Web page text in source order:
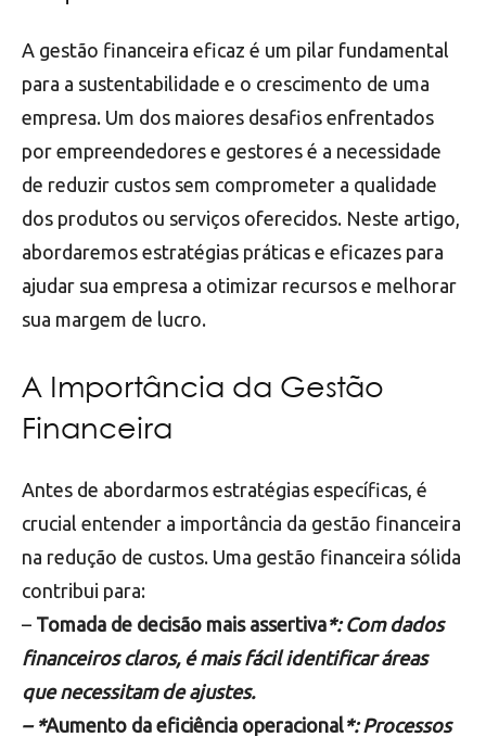
A gestão financeira eficaz é um pilar fundamental
para a sustentabilidade e o crescimento de uma
empresa. Um dos maiores desafios enfrentados
por empreendedores e gestores é a necessidade
de reduzir custos sem comprometer a qualidade
dos produtos ou serviços oferecidos. Neste artigo,
abordaremos estratégias práticas e eficazes para
ajudar sua empresa a otimizar recursos e melhorar
sua margem de lucro.
A Importância da Gestão
Financeira
Antes de abordarmos estratégias específicas, é
crucial entender a importância da gestão financeira
na redução de custos. Uma gestão financeira sólida
contribui para:
– Tomada de decisão mais assertiva*: Com dados
financeiros claros, é mais fácil identificar áreas
que necessitam de ajustes.
– *Aumento da eficiência operacional*: Processos